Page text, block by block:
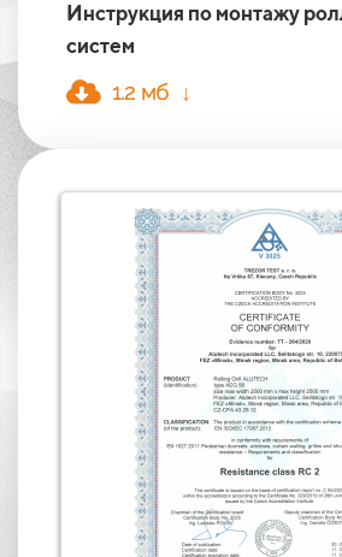
Инструкция по монтажу
систем
1.2 мб ↓